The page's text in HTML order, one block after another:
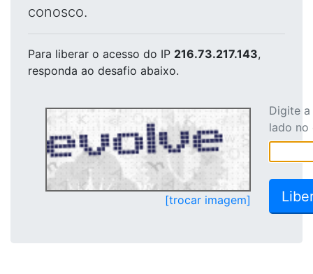
conosco.
Para liberar o acesso do IP 216.73.217.143,
responda ao desafio abaixo.
[trocar imagem]
Digite
lado no